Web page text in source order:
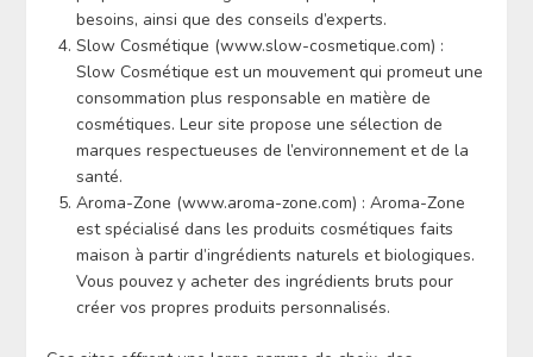
besoins, ainsi que des conseils d’experts.
Slow Cosmétique (www.slow-cosmetique.com) :
Slow Cosmétique est un mouvement qui promeut une
consommation plus responsable en matière de
cosmétiques. Leur site propose une sélection de
marques respectueuses de l’environnement et de la
santé.
Aroma-Zone (www.aroma-zone.com) : Aroma-Zone
est spécialisé dans les produits cosmétiques faits
maison à partir d’ingrédients naturels et biologiques.
Vous pouvez y acheter des ingrédients bruts pour
créer vos propres produits personnalisés.